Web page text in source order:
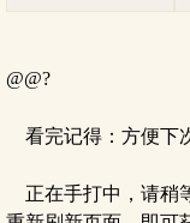
@@?
看完记得：方便下
正在手打中，请稍